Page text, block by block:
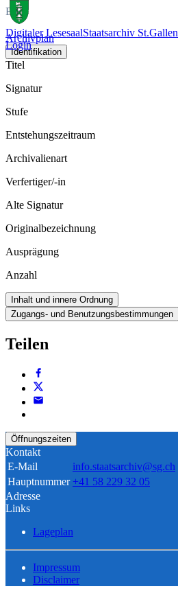
Digitaler LesesaalStaatsarchiv St.Gallen
Login
Bild
Archivplan
Identifikation
Titel
Signatur
Stufe
Entstehungszeitraum
Archivalienart
Verfertiger/-in
Alte Signatur
Originalbezeichnung
Ausprägung
Anzahl
Inhalt und innere Ordnung
Zugangs- und Benutzungsbestimmungen
Teilen
Öffnungszeiten
Kontakt
E-Mail
info.staatsarchiv@sg.ch
Hauptnummer +41 58 229 32 05
Adresse
Links
Lageplan
Impressum
Disclaimer